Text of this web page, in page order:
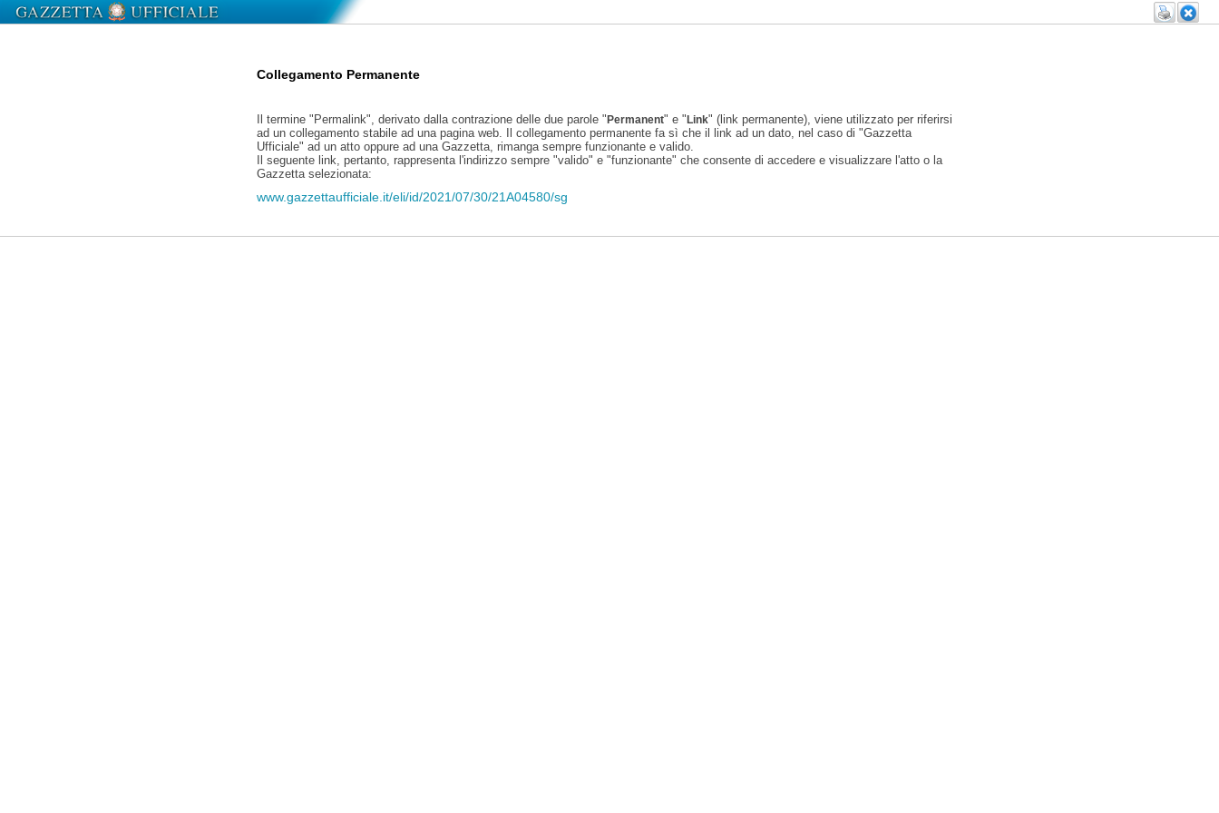
Collegamento Permanente
Il termine "Permalink", derivato dalla contrazione delle due parole "Permanent" e "Link" (link permanente), viene utilizzato per riferirsi
ad un collegamento stabile ad una pagina web. Il collegamento permanente fa sì che il link ad un dato, nel caso di "Gazzetta
Ufficiale" ad un atto oppure ad una Gazzetta, rimanga sempre funzionante e valido.
Il seguente link, pertanto, rappresenta l'indirizzo sempre "valido" e "funzionante" che consente di accedere e visualizzare l'atto o la
Gazzetta selezionata:
www.gazzettaufficiale.it/eli/id/2021/07/30/21A04580/sg